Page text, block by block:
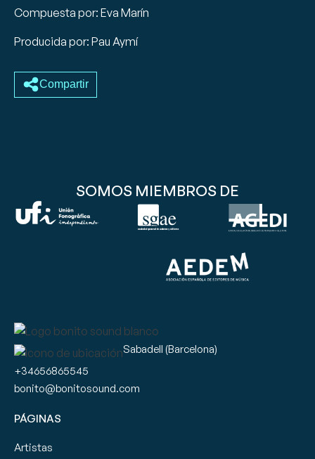
Compuesta por: Eva Marín
Producida por: Pau Aymí
Compartir
SOMOS MIEMBROS DE
Sabadell (Barcelona)
+34656865545
bonito@bonitosound.com
PÁGINAS
Artistas